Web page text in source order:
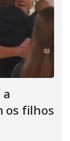
os filhos